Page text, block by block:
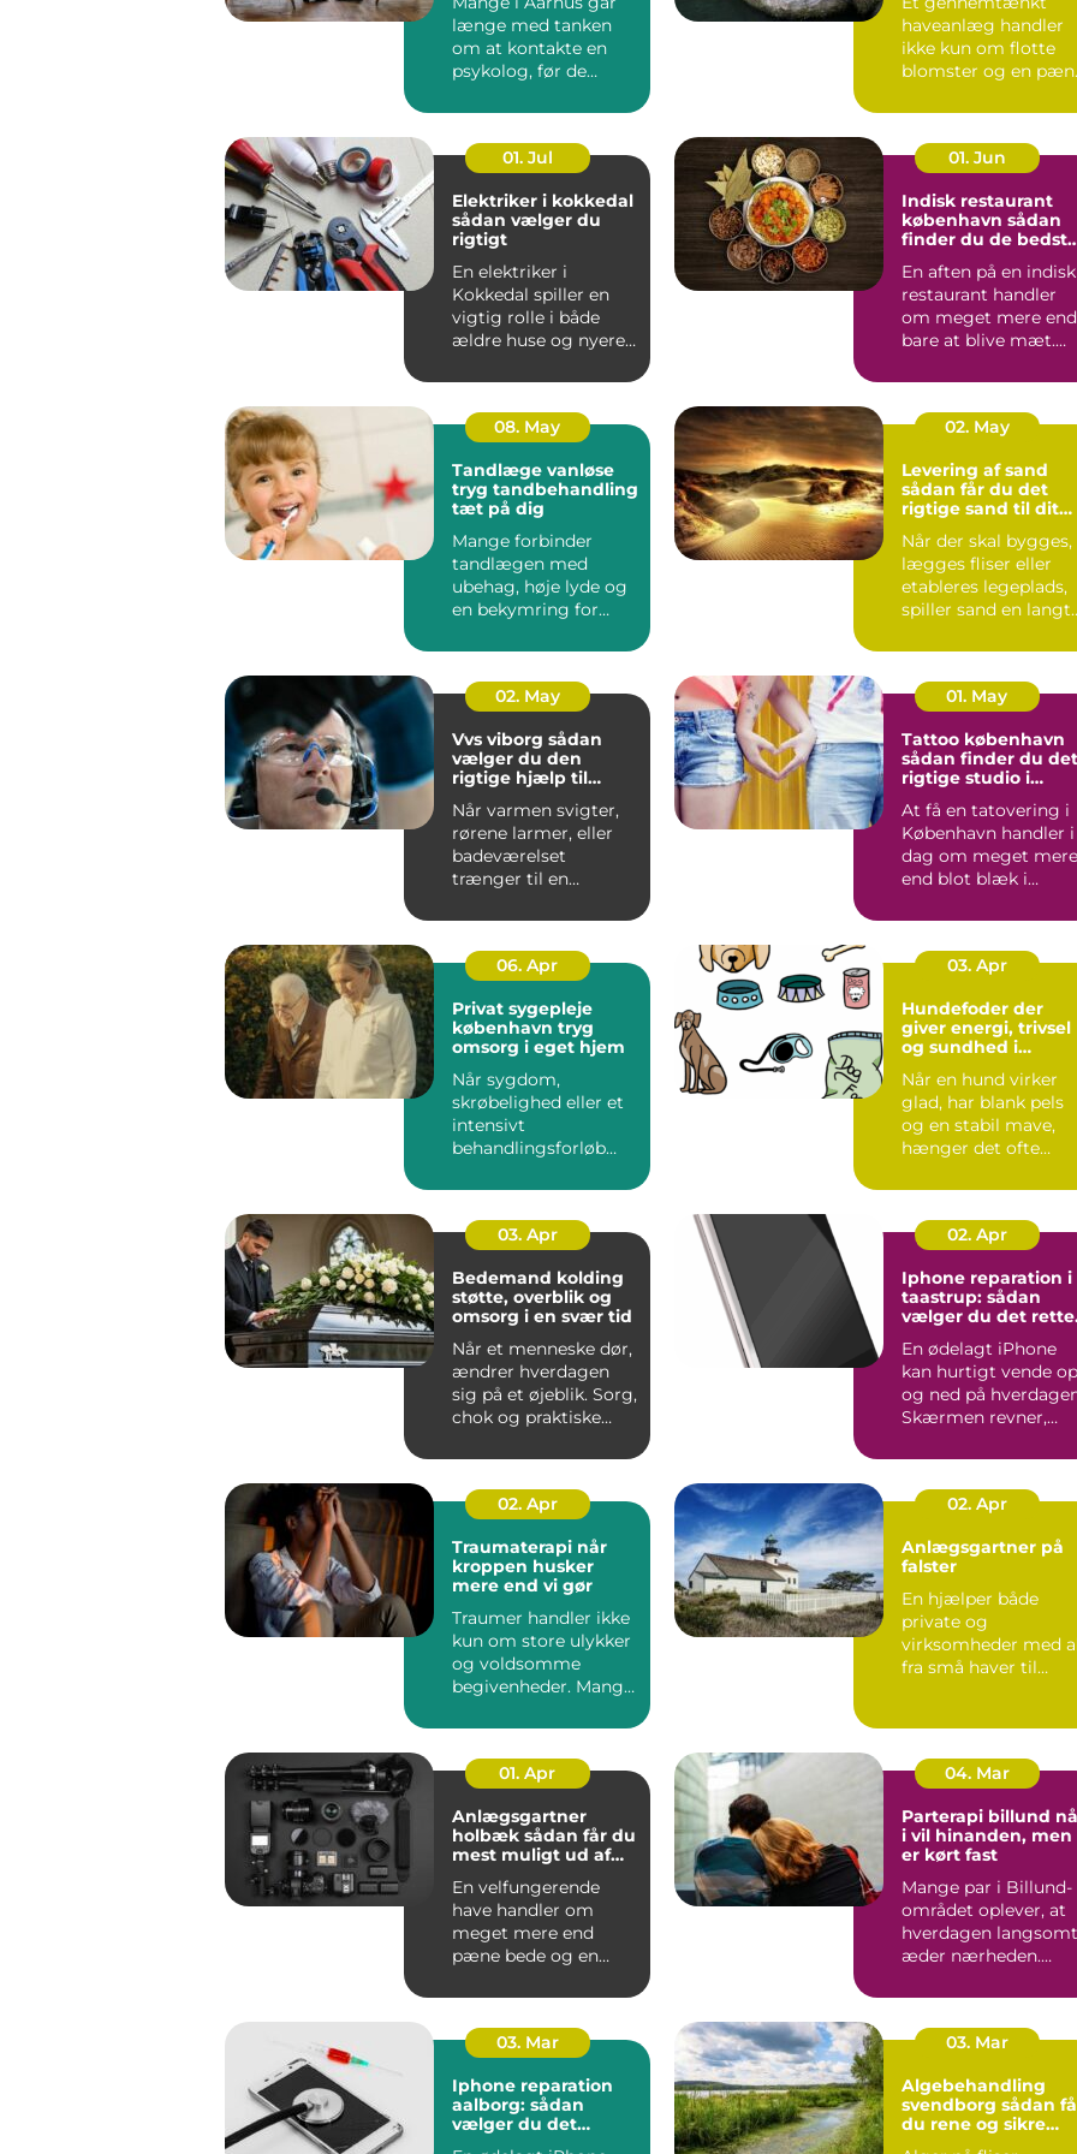
længe med tanken
om at kontakte en
psykolog, før de
haveanlæg handler
ikke kun om flotte
blomster og en pæn
01. Jul
Elektriker i kokkedal
sådan vælger du
rigtigt
En elektriker i
Kokkedal spiller en
vigtig rolle i både
ældre huse og nyere
Elinstallatione...
01. Jun
Indisk restaurant
københavn sådan
finder du de bedste
En aften på en indisk
restaurant handler
om meget mere end
bare at blive mæt.
...
08. May
Tandlæge vanløse
tryg tandbehandling
tæt på dig
Mange forbinder
tandlægen med
ubehag, høje lyde og
en bekymring for
spiller reg...
02. May
Levering af sand
sådan får du det
rigtige sand til dit
Når der skal bygges,
lægges fliser eller
etableres legeplads,
spiller sand en langt
02. May
Vvs viborg sådan
vælger du den
rigtige hjælp til
Når varmen svigter,
rørene larmer, eller
badeværelset
trænger til en
dygtig VVSer...
01. May
Tattoo københavn
sådan finder du det
rigtige studio i
At få en tatovering i
København handler i
dag om meget mere
end blot blæk i
alt f...
06. Apr
Privat sygepleje
københavn tryg
omsorg i eget hjem
Når sygdom,
skrøbelighed eller et
intensivt
behandlingsforløb
oplever mange, at
de...
03. Apr
Hundefoder der
giver energi, trivsel
og sundhed i
Når en hund virker
glad, har blank pels
og en stabil mave,
hænger det ofte
fodere...
03. Apr
Bedemand kolding
støtte, overblik og
omsorg i en svær tid
Når et menneske dør,
ændrer hverdagen
sig på et øjeblik. Sorg,
chok og praktiske
sam...
02. Apr
Iphone reparation i
taastrup: sådan
vælger du det rette
En ødelagt iPhone
kan hurtigt vende op
og ned på
Skærmen revner,
pludsel...
02. Apr
Traumaterapi når
kroppen husker
mere end vi gør
Traumer handler ikke
kun om store ulykker
og voldsomme
begivenheder. Mange
rundt på ...
02. Apr
Anlægsgartner på
falster
En hjælper både
private og
virksomheder med
fra små haver til
01. Apr
Anlægsgartner
holbæk sådan får du
mest muligt ud af
En velfungerende
have handler om
meget mere end
pæne bede og en
En gennemtænkt lø...
04. Mar
Parterapi billund når
i vil hinanden, men
er kørt fast
Mange par i Billund-
området oplever, at
hverdagen langsomt
æder nærheden.
praktisk...
03. Mar
Iphone reparation
aalborg: sådan
vælger du det
03. Mar
Algebehandling
svendborg sådan får
du rene og sikre